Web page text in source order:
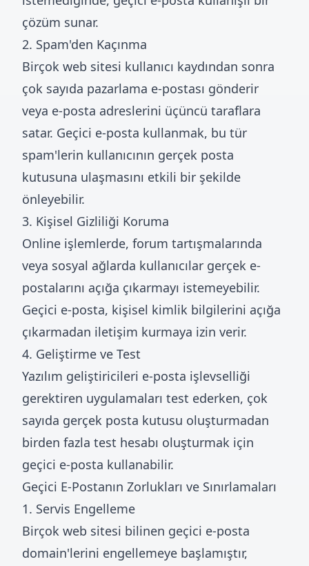
çözüm sunar.
2. Spam'den Kaçınma
Birçok web sitesi kullanıcı kaydından sonra
çok sayıda pazarlama e-postası gönderir
veya e-posta adreslerini üçüncü taraflara
satar. Geçici e-posta kullanmak, bu tür
spam'lerin kullanıcının gerçek posta
kutusuna ulaşmasını etkili bir şekilde
önleyebilir.
3. Kişisel Gizliliği Koruma
Online işlemlerde, forum tartışmalarında
veya sosyal ağlarda kullanıcılar gerçek e-
postalarını açığa çıkarmayı istemeyebilir.
Geçici e-posta, kişisel kimlik bilgilerini açığa
çıkarmadan iletişim kurmaya izin verir.
4. Geliştirme ve Test
Yazılım geliştiricileri e-posta işlevselliği
gerektiren uygulamaları test ederken, çok
sayıda gerçek posta kutusu oluşturmadan
birden fazla test hesabı oluşturmak için
geçici e-posta kullanabilir.
Geçici E-Postanın Zorlukları ve Sınırlamaları
1. Servis Engelleme
Birçok web sitesi bilinen geçici e-posta
domain'lerini engellemeye başlamıştır,